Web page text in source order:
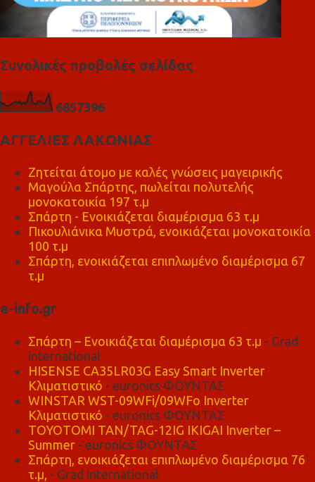
Συνολικές προβολές σελίδας
6857396
ΑΓΓΕΛΙΕΣ ΛΑΚΩΝΙΑΣ
Ζητείται άτομο με καλές γνώσεις μαγειρικής
Μαγούλα Σπάρτης, πωλείται πολυτελής
μονοκατοικία 197 τ.μ
Σπάρτη - Ενοικιάζεται διαμέρισμα 63 τ.μ
Πικουλιάνικα Μυστρά, ενοικιάζεται μονοκατοικία
100 τ.μ
Σπάρτη, ενοικιάζεται επιπλωμένο διαμέρισμα 67
τ.μ
e-info.gr
Σπάρτη – Ενοικιάζεται διαμέρισμα 63 τ.μ - Grad
international
HISENSE CA35LR03G Easy Smart Inverter
Κλιματιστικό - euronics ΦΟΥΝΤΑΣ
WINSTAR WST-09WFi/09WFo Inverter
Κλιματιστικό - euronics ΦΟΥΝΤΑΣ
TOYOTOMI TAN/TAG-12IG IKIGAI Inverter –
Summer - euronics ΦΟΥΝΤΑΣ
Σπάρτη, ενοικιάζεται επιπλωμένο διαμέρισμα 76
τ.μ, - Grad international